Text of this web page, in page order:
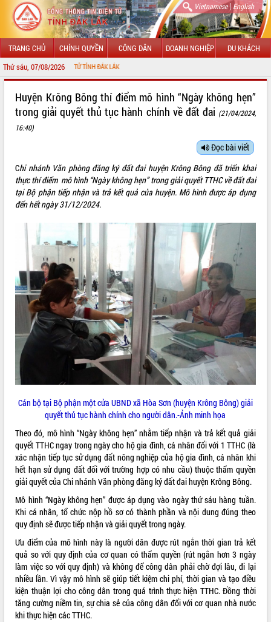
Vietnamese| English
TRANG CHỦ CHÍNH QUYỀN CÔNG DÂN DOANH NGHIỆP DU KHÁCH
Thứ sáu, 07/08/2026
TIN ĐIỆN TỬ TỈNH ĐẮK LẮK
LÃNH ĐẠO UBND TỈNH
SỞ, BAN, NGÀNH
UBND CÁC XÃ, PHƯỜNG
HỆ THỐNG VĂN BẢN
VĂN BẢN HĐND TỈNH
ĐIỂM TIN VĂN BẢN
QUY HOẠCH - KẾ HOẠCH
VIDEO
Không có file video nào để phát.
ALBUM ẢNH
Huyện Krông Bông thí điểm mô hình “Ngày không hẹn”
trong giải quyết thủ tục hành chính về đất đai (21/04/2024,
16:40)
Đọc bài viết
Chi nhánh Văn phòng đăng ký đất đai huyện Krông Bông đã triển khai
thực thí điểm mô hình “Ngày không hẹn” trong giải quyết TTHC về đất đai
tại Bộ phận tiếp nhận và trả kết quả của huyện. Mô hình được áp dụng
đến hết ngày 31/12/2024.
Cán bộ tại Bộ phận một cửa UBND xã Hòa Sơn (huyện Krông Bông) giải
quyết thủ tục hành chính cho người dân.-Ảnh minh họa
Theo đó, mô hình “Ngày không hẹn” nhằm tiếp nhận và trả kết quả giải
quyết TTHC ngay trong ngày cho hộ gia đình, cá nhân đối với 1 TTHC (là
xác nhận tiếp tục sử dụng đất nông nghiệp của hộ gia đình, cá nhân khi
hết hạn sử dụng đất đối với trường hợp có nhu cầu) thuộc thẩm quyền
giải quyết của Chi nhánh Văn phòng đăng ký đất đai huyện Krông Bông.
Mô hình “Ngày không hẹn” được áp dụng vào ngày thứ sáu hàng tuần.
Khi cá nhân, tổ chức nộp hồ sơ có thành phần và nội dung đúng theo
quy định sẽ được tiếp nhận và giải quyết trong ngày.
Ưu điểm của mô hình này là người dân được rút ngắn thời gian trả kết
quả so với quy định của cơ quan có thẩm quyền (rút ngắn hơn 3 ngày
làm việc so với quy định) và không để công dân phải chờ đợi lâu, đi lại
nhiều lần. Vì vậy mô hình sẽ giúp tiết kiệm chi phí, thời gian và tạo điều
kiện thuận lợi cho công dân trong quá trình thực hiện TTHC. Đồng thời
tăng cường niềm tin, sự chia sẻ của công dân đối với cơ quan nhà nước
khi thực hiện các TTHC.